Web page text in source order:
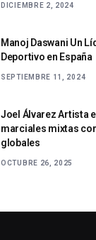
DICIEMBRE 2, 2024
Manoj Daswani Un
Deportivo en España
SEPTIEMBRE 11, 2024
Joel Álvarez Artista
marciales mixtas
globales
OCTUBRE 26, 2025